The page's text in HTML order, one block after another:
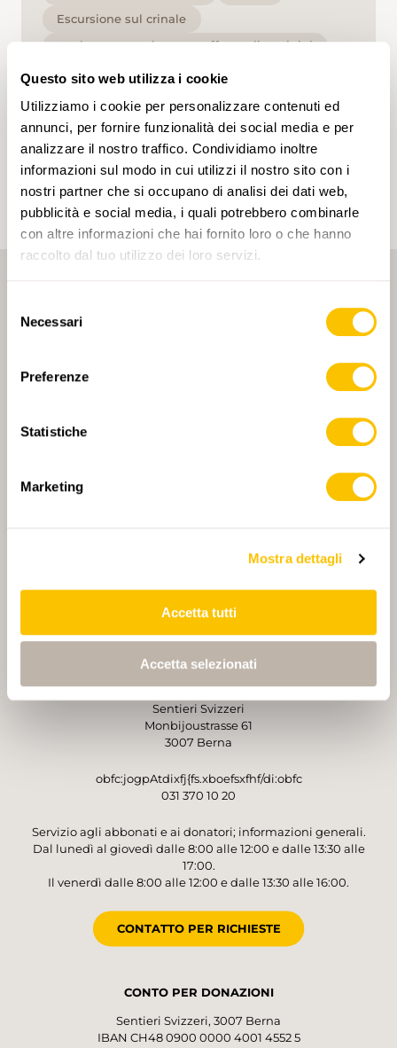
Questo sito web utilizza i cookie
Utilizziamo i cookie per personalizzare contenuti ed
annunci, per fornire funzionalità dei social media e per
analizzare il nostro traffico. Condividiamo inoltre
informazioni sul modo in cui utilizzi il nostro sito con i
nostri partner che si occupano di analisi dei dati web,
pubblicità e social media, i quali potrebbero combinarle
con altre informazioni che hai fornito loro o che hanno
raccolto dal tuo utilizzo dei loro servizi.
delNecessari
Preferenze
Statistiche
Marketing
Mostra dettagli
Accetta tutti
Accetta selezionati
Escursione sul crinale
per le persone che non soffrono di vertigini
Alta
Cliccando su un tag, puoi aggiungerlo al tuo
account e ottenere contenuti personalizzati in base
ai tuoi interessi. I tag possono essere salvati solo in
un account.
PARTNER PRINCIPALE E PARTNER DI TRASPORTO
PARTNER PARTNER
Sentieri Svizzeri
Monbijoustrasse 61
3007 Berna
obfc:jogpAtdixfj{fs.xboefsxfhf/di:obfc
031 370 10 20
Servizio agli abbonati e ai donatori; informazioni generali.
Dal lunedì al giovedì dalle 8:00 alle 12:00 e dalle 13:30 alle
17:00.
Il venerdì dalle 8:00 alle 12:00 e dalle 13:30 alle 16:00.
CONTATTO PER RICHIESTE
CONTO PER DONAZIONI
Sentieri Svizzeri, 3007 Berna
IBAN CH48 0900 0000 4001 4552 5